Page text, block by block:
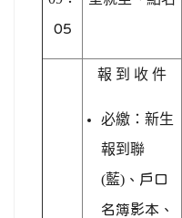
05
報 到 收 件
必繳：新生
報到聯
(藍) 、戶口
名簿影本、